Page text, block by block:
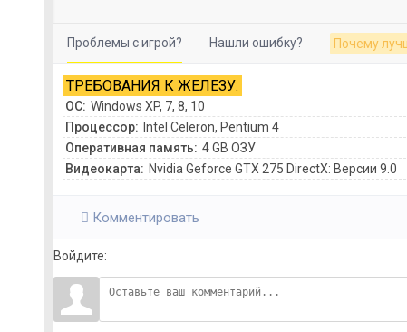
Проблемы с игрой? Нашли ошибку? Почему
ТРЕБОВАНИЯ К ЖЕЛЕЗУ:
ОС: Windows XP, 7, 8, 10
Процессор: Intel Celeron, Pentium 4
Оперативная память: 4 GB ОЗУ
Видеокарта: Nvidia Geforce GTX 275 DirectX: Версии 9.0
Комментировать
Войдите: